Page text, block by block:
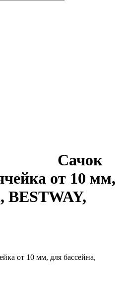
Сачок
от 10 мм,
BESTWAY,
от 10 мм, для бассейна,